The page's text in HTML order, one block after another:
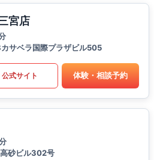
宮店
サベラ国際プラザビル505
公式サイト 体験・相談予約
砂ビル302号